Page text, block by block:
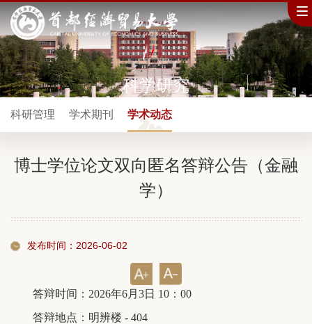
科学研究
科研管理 学术期刊 学术动态
博士学位论文双向匿名答辩公告（金融
学）
发布时间：2026-06-02
答辩时间：2026年6月3日 10：00
答辩地点：明辨楼 - 404